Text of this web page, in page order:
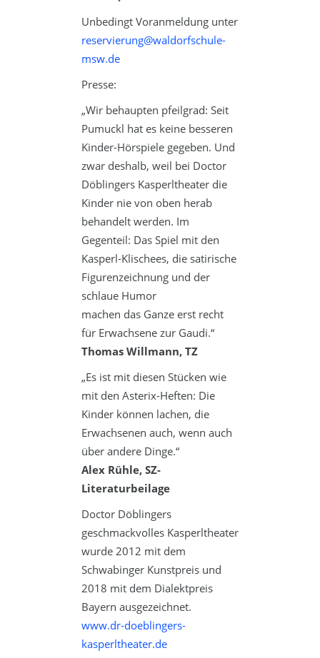
Unbedingt Voranmeldung unter
reservierung@waldorfschule-
msw.de
Presse:
„Wir behaupten pfeilgrad: Seit
Pumuckl hat es keine besseren
Kinder-Hörspiele gegeben. Und
zwar deshalb, weil bei Doctor
Döblingers Kasperltheater die
Kinder nie von oben herab
behandelt werden. Im
Gegenteil: Das Spiel mit den
Kasperl-Klischees, die satirische
Figurenzeichnung und der
schlaue Humor
machen das Ganze erst recht
für Erwachsene zur Gaudi.“
Thomas Willmann, TZ
„Es ist mit diesen Stücken wie
mit den Asterix-Heften: Die
Kinder können lachen, die
Erwachsenen auch, wenn auch
über andere Dinge.“
Alex Rühle, SZ-
Literaturbeilage
Doctor Döblingers
geschmackvolles Kasperltheater
wurde 2012 mit dem
Schwabinger Kunstpreis und
2018 mit dem Dialektpreis
Bayern ausgezeichnet.
www.dr-doeblingers-
kasperltheater.de